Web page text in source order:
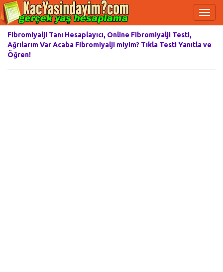
Fibromiyalji Tanı Hesaplayıcı, Online Fibromiyalji Testi,
Ağrılarım Var Acaba Fibromiyalji miyim? Tıkla Testi Yanıtla ve
Öğren!